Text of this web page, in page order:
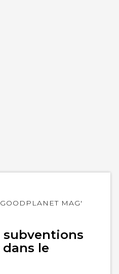
MAG'
subventions
le